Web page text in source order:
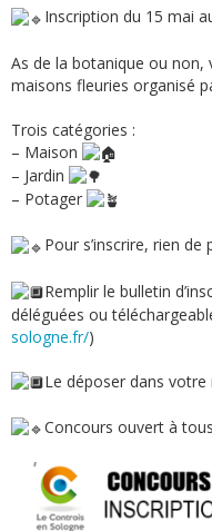
Inscription du 15 mai
As de la botanique ou non,
maisons fleuries organisé
Trois catégories :
– Maison
– Jardin
– Potager
Pour s’inscrire, rien de
Remplir le bulletin
déléguées ou
sologne.fr/)
Le déposer dans votre
Concours ouvert à